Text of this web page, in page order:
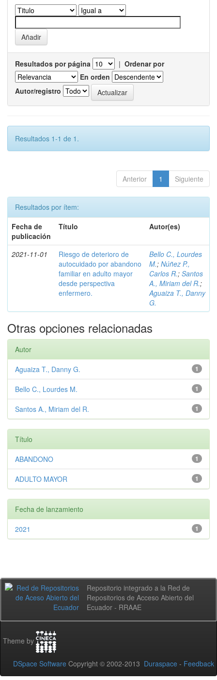
Resultados por página | Ordenar por
En orden
Autor/registro
Resultados 1-1 de 1.
Anterior 1 Siguiente
Resultados por ítem:
Fecha de
publicación
Título Autor(es)
2021-11-01
Riesgo de deterioro de
autocuidado por abandono
familiar en adulto mayor
desde perspectiva
enfermero.
Bello C., Lourdes
M.; Núñez P.,
Carlos R.; Santos
A., Miriam del R.;
Aguaiza T., Danny
G.
Otras opciones relacionadas
Autor
1
Aguaiza T., Danny G.
1
Bello C., Lourdes M.
1
Santos A., Miriam del R.
Título
1
ABANDONO
1
ADULTO MAYOR
Fecha de lanzamiento
1
2021
Repositorio integrado a la Red de
Repositorios de Acceso Abierto del
Ecuador - RRAAE
Theme by
DSpace Software Copyright © 2002-2013 Duraspace - Feedback